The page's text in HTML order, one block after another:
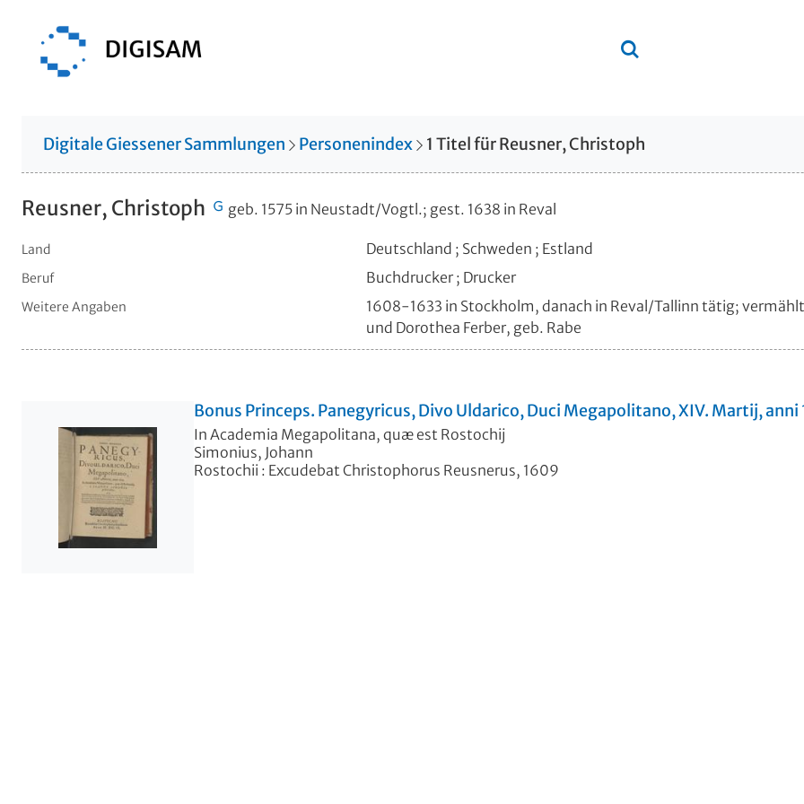
Digitale Giessener Sammlungen Personenindex 1 TitelfürReusner, Christoph
Reusner, Christoph geb. 1575 in Neustadt/Vogtl.; gest. 1638 in Reval
Land Deutschland ; Schweden ; Estland
Beruf Buchdrucker ; Drucker
Weitere Angaben
1608-1633 in Stockholm, danach in Reval/Tallinn tätig;
und Dorothea Ferber, geb. Rabe
Bonus Princeps. Panegyricus, Divo Uldarico, Duci Megapolitano, XIV. Martij, anni
In Academia Megapolitana, quæ est Rostochij
Simonius, Johann
Rostochii : Excudebat Christophorus Reusnerus, 1609